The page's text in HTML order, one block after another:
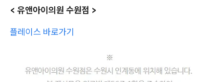
< 유앤아이의원 수원점 >
플레이스 바로가기